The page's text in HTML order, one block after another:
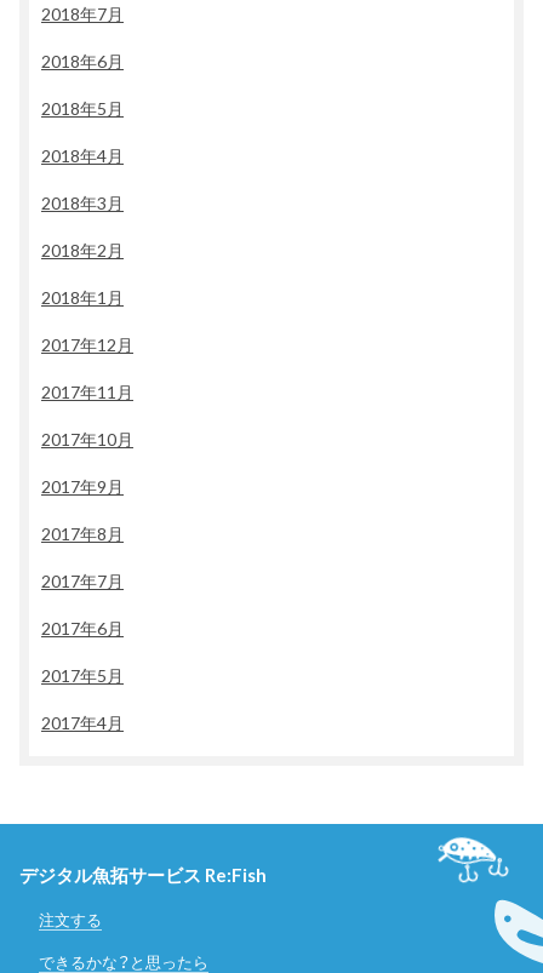
2018年7月
2018年6月
2018年5月
2018年4月
2018年3月
2018年2月
2018年1月
2017年12月
2017年11月
2017年10月
2017年9月
2017年8月
2017年7月
2017年6月
2017年5月
2017年4月
デジタル魚拓サービス Re:Fish
注文する
できるかな？と思ったら